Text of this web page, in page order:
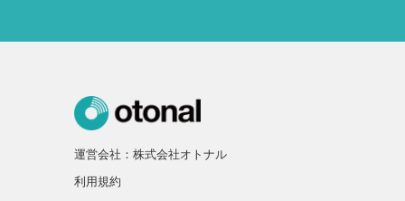
運営会社：株式会社オトナル
利用規約